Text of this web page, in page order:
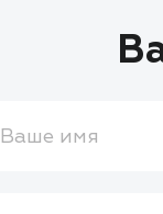
Ваше имя